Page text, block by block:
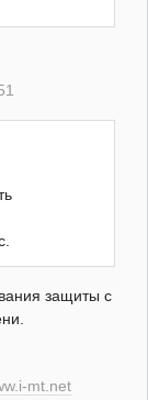
защиты с
mt.net